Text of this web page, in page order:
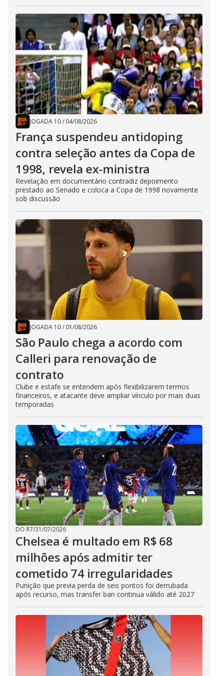
JOGADA 10/ 04/08/2026
França suspendeu antidoping
contra seleção antes da Copa de
1998, revela ex-ministra
Revelação em documentário contradiz depoimento
prestado ao Senado e coloca a Copa de 1998 novamente
sob discussão
JOGADA 10/ 01/08/2026
São Paulo chega a acordo com
Calleri para renovação de
contrato
Clube e estafe se entendem após flexibilizarem termos
financeiros, e atacante deve ampliar vínculo por mais duas
temporadas
DO R7/31/07/2026
Chelsea é multado em R$ 68
milhões após admitir ter
cometido 74 irregularidades
Punição que previa perda de seis pontos foi derrubada
após recurso, mas transfer ban continua válido até 2027